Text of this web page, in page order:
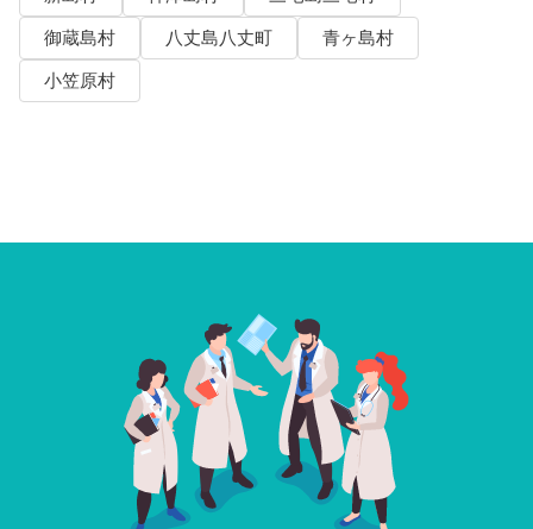
御蔵島村
八丈島八丈町
青ヶ島村
小笠原村